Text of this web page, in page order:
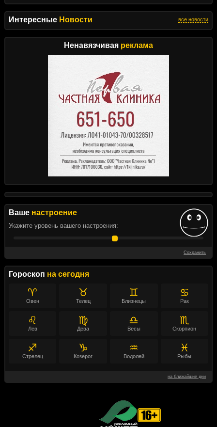
Интересные Новости все новости
Ненавязчивая реклама
Ваше настроение
Укажите уровень вашего настроения:
Сохранить
Гороскоп на сегодня
♈
Овен
♉
Телец
♊
Близнецы
♋
Рак
♌
Лев
♍
Дева
♎
Весы
♏
Скорпион
♐
Стрелец
♑
Козерог
♒
Водолей
♓
Рыбы
на ближайшие дни